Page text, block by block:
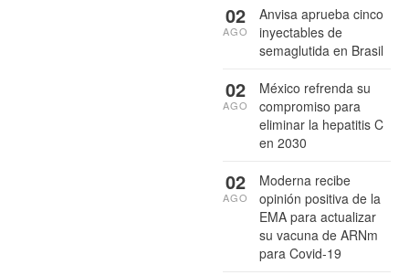
Anvisa aprueba cinco
inyectables de
semaglutida en Brasil
02
AGO
México refrenda su
compromiso para
eliminar la hepatitis C
en 2030
02
AGO
Moderna recibe
opinión positiva de la
EMA para actualizar
su vacuna de ARNm
para Covid-19
02
AGO